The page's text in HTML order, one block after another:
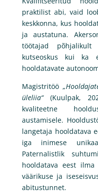
praktilist abi, vaid
keskkonna, kus
ja austatuna.
töötajad
kutseoskus kui ka
hooldatavate
Magistritöö
üleliia“(Kuulpak,
kvaliteetne
austamisele.
langetaja hooldatava
iga inimese
Paternalistlik
hooldatava eest
väärikuse ja
abitustunnet.